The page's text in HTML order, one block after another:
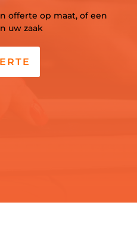
offerte op maat, of een
uw zaak